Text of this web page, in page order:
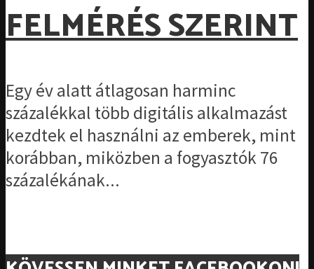
FELMÉRÉS SZERINT
Egy év alatt átlagosan harminc
százalékkal több digitális alkalmazást
kezdtek el használni az emberek, mint
korábban, miközben a fogyasztók 76
százalékának...